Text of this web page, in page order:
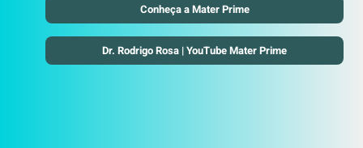
Conheça a Mater Prime
Dr. Rodrigo Rosa | YouTube Mater Prime